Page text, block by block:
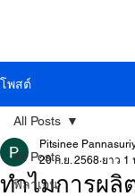
โพสต์
All Posts
ฟิลาเจน
All Posts
ทำไมการผลิ
Pitsinee
20 ก.ย. 2568 ยาว 1